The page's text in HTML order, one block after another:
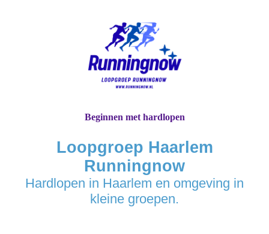
Loopgroep Haarlem
Runningnow
Hardlopen in Haarlem en omgeving in
kleine groepen.
Beginnen met hardlopen